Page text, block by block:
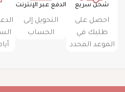
شحن سريع
احصل على
طلبك في
الموعد المحدد
الدفع عبر الإنترنت
التحويل إلى
الحساب